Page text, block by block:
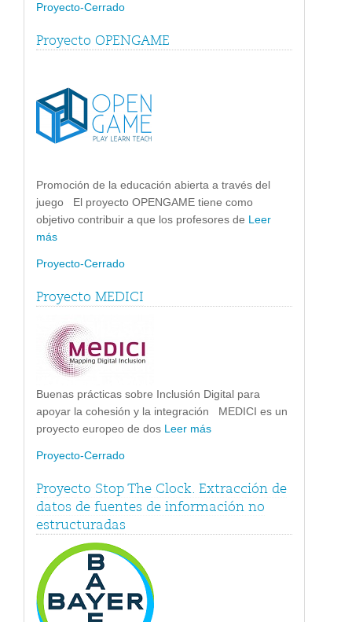
Proyecto-Cerrado
Proyecto OPENGAME
Promoción de la educación abierta a través del
juego El proyecto OPENGAME tiene como
objetivo contribuir a que los profesores de Leer
más
Proyecto-Cerrado
Proyecto MEDICI
Buenas prácticas sobre Inclusión Digital para
apoyar la cohesión y la integración MEDICI es un
proyecto europeo de dos Leer más
Proyecto-Cerrado
Proyecto Stop The Clock. Extracción de
datos de fuentes de información no
estructuradas